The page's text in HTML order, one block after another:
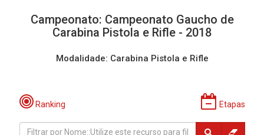
Campeonato: Campeonato Gaucho de
Carabina Pistola e Rifle - 2018
Modalidade: Carabina Pistola e Rifle
Ranking Etapas